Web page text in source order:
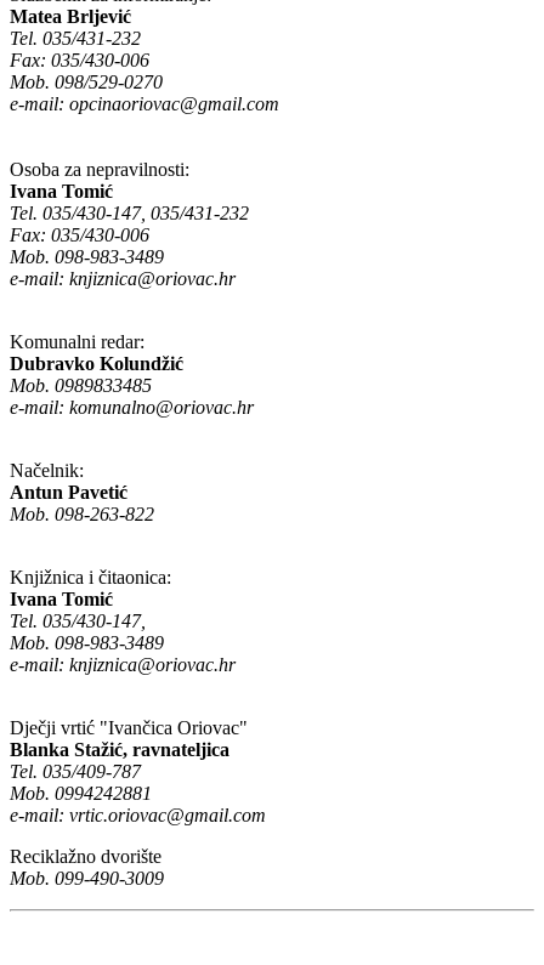
Matea Brljević
Tel. 035/431-232
Fax: 035/430-006
Mob. 098/529-0270
e-mail: opcinaoriovac@gmail.com
Osoba za nepravilnosti:
Ivana Tomić
Tel. 035/430-147, 035/431-232
Fax: 035/430-006
Mob. 098-983-3489
e-mail: knjiznica@oriovac.hr
Komunalni redar:
Dubravko Kolundžić
Mob. 0989833485
e-mail: komunalno@oriovac.hr
Načelnik:
Antun Pavetić
Mob. 098-263-822
Knjižnica i čitaonica:
Ivana Tomić
Tel. 035/430-147,
Mob. 098-983-3489
e-mail: knjiznica@oriovac.hr
Dječji vrtić "Ivančica Oriovac"
Blanka Stažić, ravnateljica
Tel. 035/409-787
Mob. 0994242881
e-mail: vrtic.oriovac@gmail.com
Reciklažno dvorište
Mob. 099-490-3009